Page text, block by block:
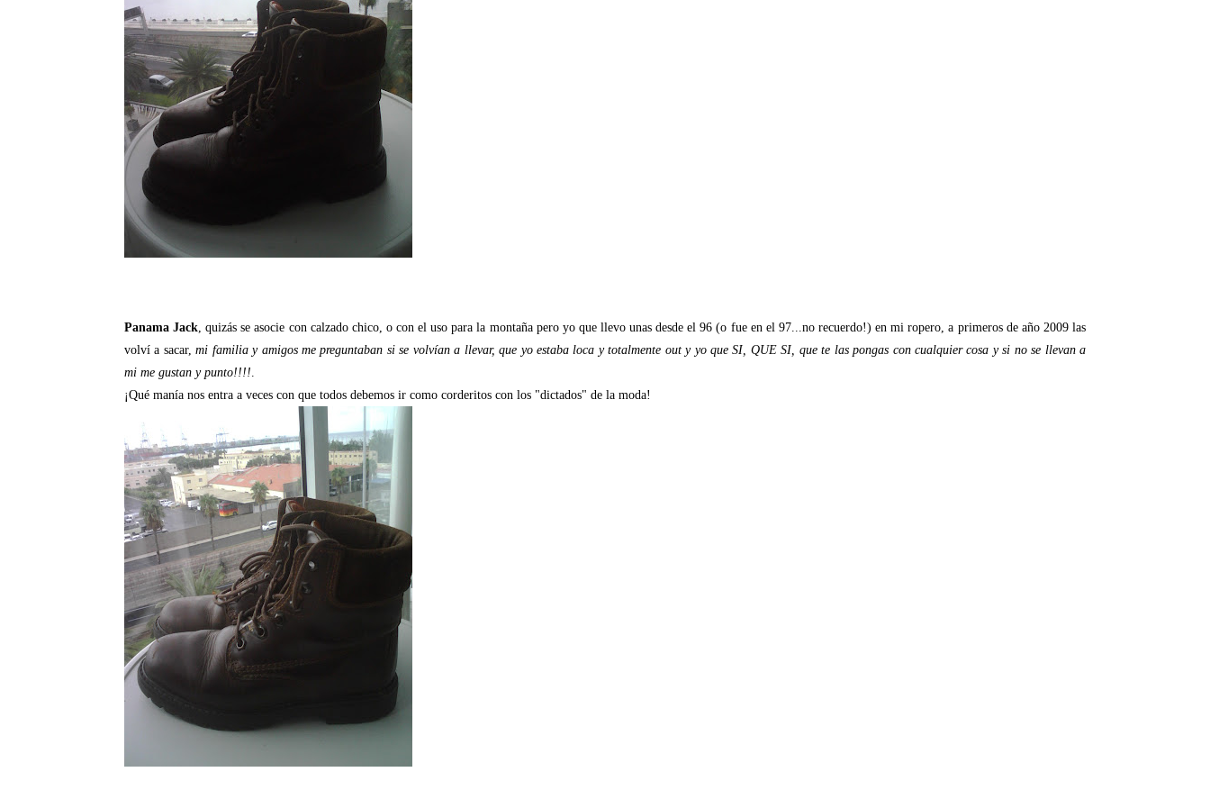
Panama Jack, quizás se asocie con calzado chico, o con el uso para la montaña pero yo que llevo unas desde el 96 (o fue en el 97...no recuerdo!) en mi ropero, a primeros de año 2009 las
volví a sacar,mi familia y amigos me preguntaban si se volvían a llevar, que yo estaba loca y totalmente out y yo que SI, QUE SI, que te las pongas con cualquier cosa y si no se llevan a
mi me gustan y punto!!!!.
¡Qué manía nos entra a veces con que todos debemos ir como corderitos con los "dictados" de la moda!